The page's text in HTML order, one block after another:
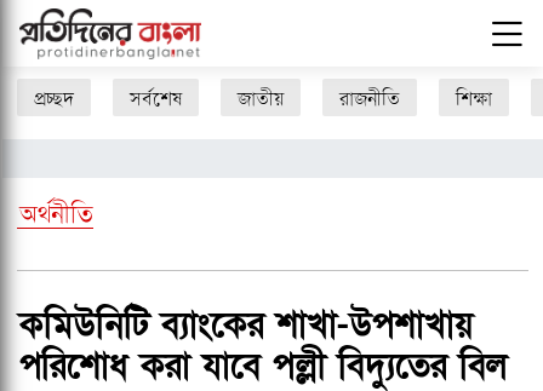
প্রচ্ছদ সর্বশেষ জাতীয় রাজনীতি শিক্ষা
অর্থনীতি
কমিউনিটি ব্যাংকের শাখা-উপশাখায়
পরিশোধ করা যাবে পল্লী বিদ্যুতের বিল